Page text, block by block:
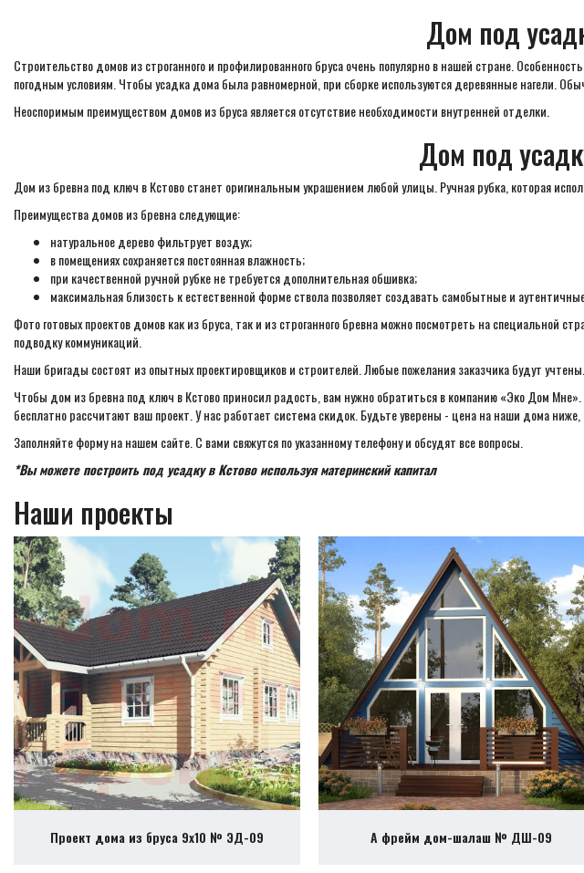
Дом под
Строительство домов из строганного и профилированного бруса очень популярно в нашей стране.
погодным условиям. Чтобы усадка дома была равномерной, при сборке используются деревянные нагели.
Неоспоримым преимуществом домов из бруса является отсутствие необходимости внутренней отделки.
Дом под
Дом из бревна под ключ в Кстово станет оригинальным украшением любой улицы. Ручная рубка, которая
Преимущества домов из бревна следующие:
натуральное дерево фильтрует воздух;
в помещениях сохраняется постоянная влажность;
при качественной ручной рубке не требуется дополнительная обшивка;
максимальная близость к естественной форме ствола позволяет создавать самобытные и
Фото готовых проектов домов как из бруса, так и из строганного бревна можно посмотреть на специальной
подводку коммуникаций.
Наши бригады состоят из опытных проектировщиков и строителей. Любые пожелания заказчика будут
Чтобы дом из бревна под ключ в Кстово приносил радость, вам нужно обратиться в компанию «Эко Дом
бесплатно рассчитают ваш проект. У нас работает система скидок. Будьте уверены - цена на наши дома ниже,
Заполняйте форму на нашем сайте. С вами свяжутся по указанному телефону и обсудят все вопросы.
*Вы можете построить под усадку в Кстово используя материнский капитал
Наши проекты
Проект дома из бруса 9х10 № ЭД-09 А фрейм дом-шалаш № ДШ-09